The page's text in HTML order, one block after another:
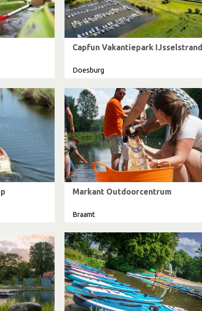
Capfun Vakantiepark IJsselstrand
Doesburg
Markant Outdoorcentrum
Braamt